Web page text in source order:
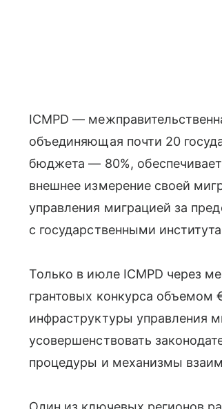
ICMPD —
объединяющая почти 20
бюджета — 80%,
внешнее измерение своей
управления миграцией за
с государственными
Только в июле ICMPD через
грантовых конкурса объемом
инфраструктуры управления
усовершенствовать
процедуры и механизмы